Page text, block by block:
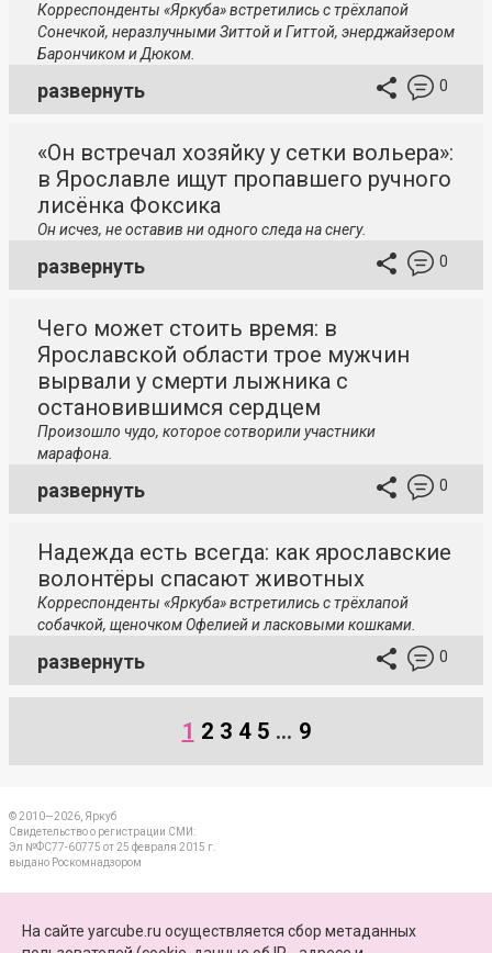
Корреспонденты «Яркуба» встретились с трёхлапой
Сонечкой, неразлучными Зиттой и Гиттой, энерджайзером
Барончиком и Дюком.
развернуть 0
«Он встречал хозяйку у сетки вольера»:
в Ярославле ищут пропавшего ручного
лисёнка Фоксика
Он исчез, не оставив ни одного следа на снегу.
развернуть 0
Чего может стоить время: в
Ярославской области трое мужчин
вырвали у смерти лыжника с
остановившимся сердцем
Произошло чудо, которое сотворилиучастники
марафона.
развернуть 0
Надежда есть всегда: как ярославские
волонтёры спасают животных
Корреспонденты «Яркуба» встретились с трёхлапой
собачкой, щеночком Офелией и ласковыми кошками.
развернуть 0
1 2 3 4 5 ... 9
© 2010—2026, Яркуб
Свидетельство о регистрации СМИ:
Эл №ФС77-60775 от 25 февраля 2015 г.
выдано Роскомнадзором
На сайте yarcube.ru осуществляется сбор метаданных